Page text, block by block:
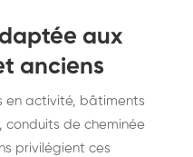
aux
anciens
en activité, bâtiments
conduits de cheminée
privilégient ces